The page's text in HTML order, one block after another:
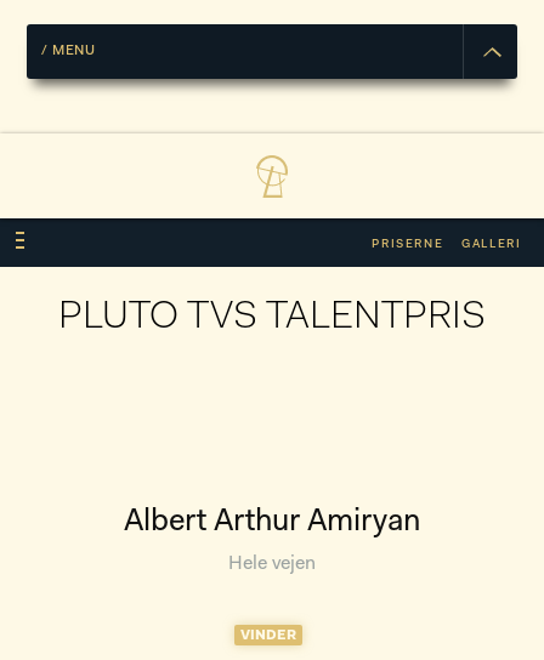
PRISERNE GALLERI
/ MENU
PLUTO TVS TALENTPRIS
Albert Arthur Amiryan
Hele vejen
VINDER